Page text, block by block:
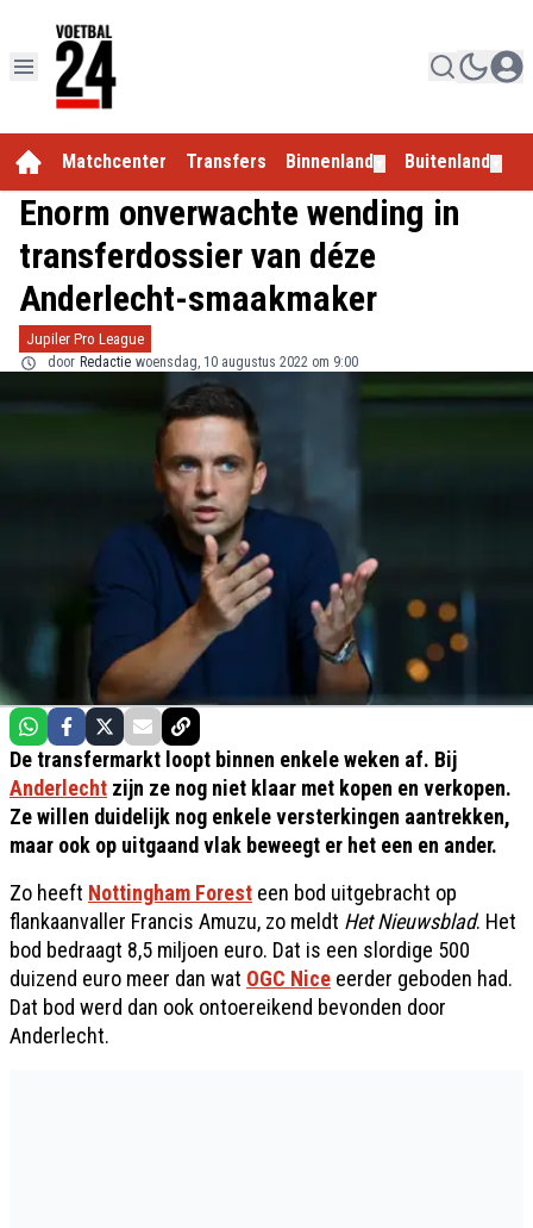
Matchcenter Transfers Binnenland Buitenland
Enorm onverwachte wending in
transferdossier van déze
Anderlecht-smaakmaker
Jupiler Pro League
door Redactie woensdag, 10 augustus 2022 om 9:00
De transfermarkt loopt binnen enkele weken af. Bij
Anderlecht zijn ze nog niet klaar met kopen en verkopen.
Ze willen duidelijk nog enkele versterkingen aantrekken,
maar ook op uitgaand vlak beweegt er het een en ander.
Zo heeft Nottingham Forest een bod uitgebracht op
flankaanvaller Francis Amuzu, zo meldt Het Nieuwsblad. Het
bod bedraagt 8,5 miljoen euro. Dat is een slordige 500
duizend euro meer dan wat OGC Nice eerder geboden had.
Dat bod werd dan ook ontoereikend bevonden door
Anderlecht.